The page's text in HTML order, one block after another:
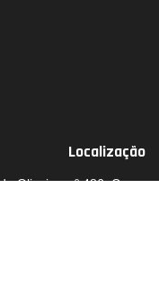
Localização
Oliveira, nº 486, Croca